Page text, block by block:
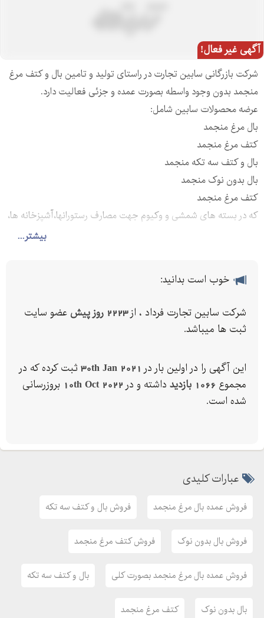
آگهی غیر فعال!
بیشتر...
شرکت بازرگانی سابین تجارت در راستای تولید و تامین بال و کتف مرغ
منجمد بدون وجود واسطه بصورت عمده و جزئی فعالیت دارد.
عرضه محصولات سابین شامل:
بال مرغ منجمد
کتف مرغ منجمد
بال و کتف سه تکه منجمد
بال بدون نوک منجمد
کتف مرغ منجمد
که در بسته های شمشی و وکیوم جهت مصارف رستورانها،آشپزخانه ها،
وزن مقدار بارگیری حداقل کیلو گرم در نظر گرفته شده که در صورت
افزایش وزن قیمت محصول قابل مذاکره می باشد.
شایان ذکر است که هزینه ارسال بر عهده خریدار می باشد.
خوب است بدانید:
شرکت سابین تجارت فرداد ، از2223 روز پیش
عضو سایت
ثبت ها میباشد.
این آگهی را در اولین بار در 30th Jan 2021 ثبت کرده که در
مجموع 1066 بازدید داشته و در 10th Oct 2022 بروزرسانی
شده است.
عبارات کلیدی
فروش عمده بال مرغ منجمد فروش بال و کتف سه تکه
فروش بال بدون نوک فروش کتف مرغ منجمد
فروش عمده بال مرغ منجمد بصورت کلی بال و کتف سه تکه
بال بدون نوک کتف مرغ منجمد